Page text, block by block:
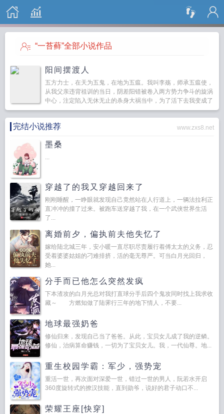
搜 索
“一苔藓”全部小说作品
阳间摆渡人
五方力士，在天为五鬼，在地为五瘟。我叫李殇，师承五瘟使，
从我父亲违背祖训的当日，阴差阳错被卷入两方势力争斗的旋涡
中心，注定陷入无休无止的杀身大祸当中，为了活下去我变成了
一个行走阴阳的摆渡人，真相伴着已逝之人沉埋黄土，拨开历史
疑云，遥...
完结小说推荐 www.zxs8.net
墨桑
...
穿越了的我又穿越回来了
刚刚睡醒，一睁眼就发现自己竟然站在人行道上，一辆法拉利正
直冲冲的撞了过来。被跑车送穿越了我，在一个武侠世界生活
了...
离婚前夕，偏执前夫他失忆了
嫁给陆北城三年，安小暖一直尽职尽责履行着傅太太的义务，忍
受着婆婆姑姐的刁难排挤，活的毫无尊严。可当白月光回归，
她...
分手而已他怎么突然发疯
下本渣攻的白月光总对我打直球分手后四个鬼攻同时找上我求收
藏～ 方燃知做了陆霁行三年的地下情人，不要...
地球最强奶爸
修仙归来，发现自己当了爸爸。从此，宝贝女儿成了我的逆鳞。
修仙，治病算命赚钱，一切为了宝贝女儿。我，一代仙尊。地...
重生校园学霸：军少，强势宠
重活一世，再次面对深爱一世，错过一世的男人，阮若水开启
360度旋转式的撩汉技能，直到勋爷，说好的君子动口不...
荣耀王座[快穿]